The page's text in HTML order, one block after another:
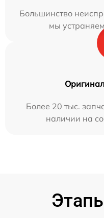
Большинство
мы
Более 20 тыс.
наличии на